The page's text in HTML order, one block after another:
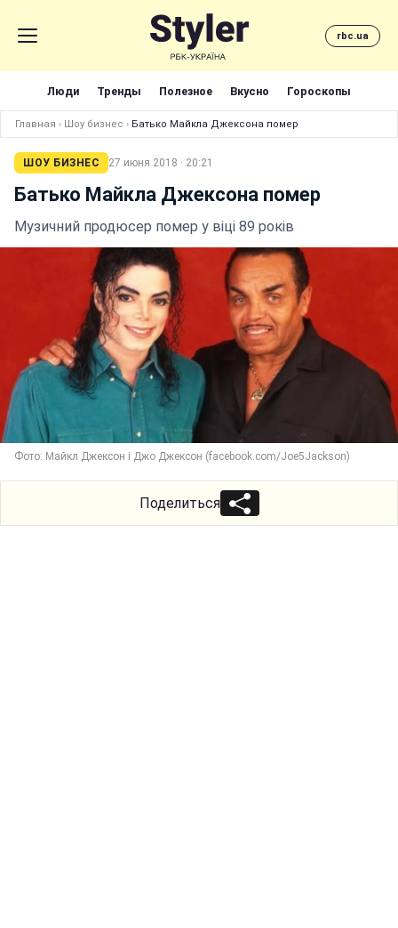
rbc.ua
Люди Тренды Полезное Вкусно Гороскопы
Главная › Шоу бизнес › Батько Майкла Джексона помер
ШОУ БИЗНЕС 27 июня 2018 · 20:21
Батько Майкла Джексона помер
Музичний продюсер помер у віці 89 років
Фото: Майкл Джексон і Джо Джексон (facebook.com/Joe5Jackson)
Поделиться